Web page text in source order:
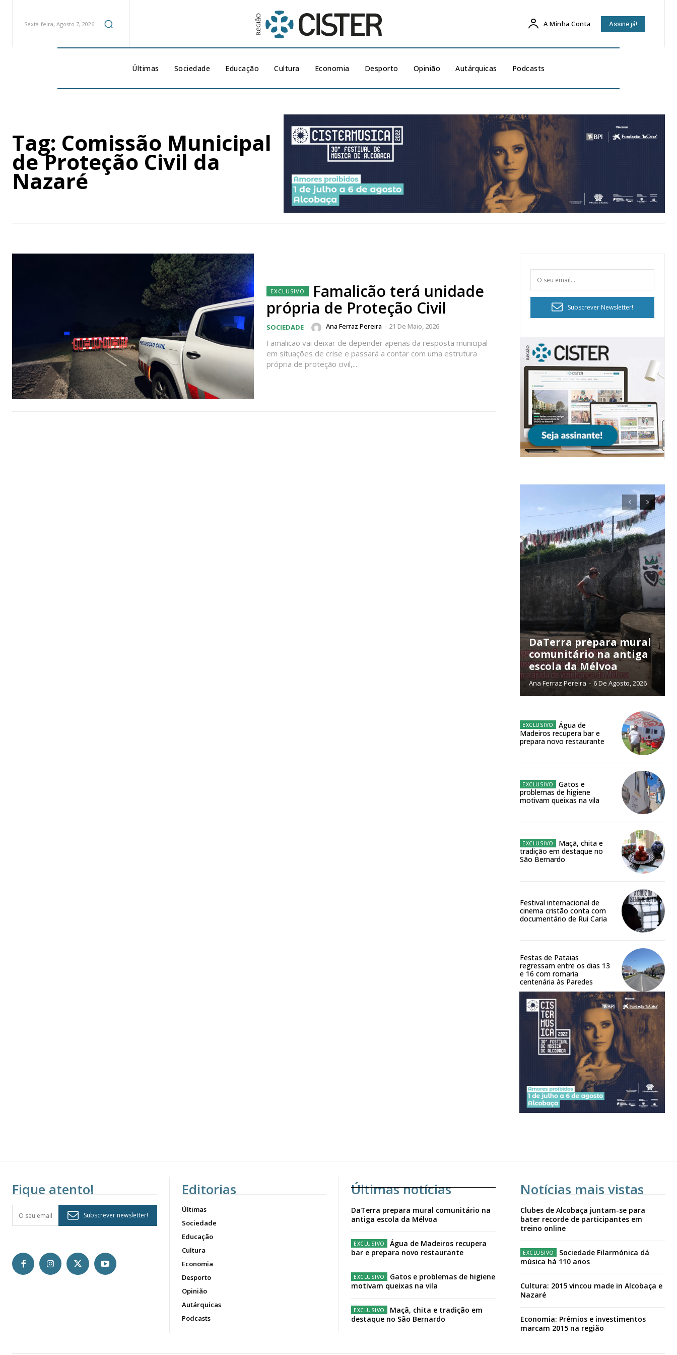
Sexta-feira, Agosto 7, 2026 A Minha Conta Assine já!
Últimas Sociedade Educação Cultura Economia Desporto Opinião Autárquicas Podcasts
Tag: Comissão Municipal
de Proteção Civil da
Nazaré
Famalicão terá unidade
própria de Proteção Civil
SOCIEDADE Ana Ferraz Pereira - 21 De Maio, 2026
Famalicão vai deixar de depender apenas da resposta municipal
em situações de crise e passará a contar com uma estrutura
própria de proteção civil,...
Subscrever Newsletter!
DaTerra prepara mural
comunitário na antiga
escola da Mélvoa
Ana Ferraz Pereira - 6 De Agosto, 2026
Água de
Madeiros recupera bar e
prepara novo restaurante
Gatos e
problemas de higiene
motivam queixas na vila
Maçã, chita e
tradição em destaque no
São Bernardo
Festival internacional de
cinema cristão conta com
documentário de Rui Caria
Festas de Pataias
regressam entre os dias 13
e 16 com romaria
centenária às Paredes
Fique atento!
Subscrever newsletter!
Editorias
Últimas
Sociedade
Educação
Cultura
Economia
Desporto
Opinião
Autárquicas
Podcasts
Últimas notícias
DaTerra prepara mural comunitário na
antiga escola da Mélvoa
Água de Madeiros recupera
bar e prepara novo restaurante
Gatos e problemas de higiene
motivam queixas na vila
Maçã, chita e tradição em
destaque no São Bernardo
Notícias mais vistas
Clubes de Alcobaça juntam-se para
bater recorde de participantes em
treino online
Sociedade Filarmónica dá
música há 110 anos
Cultura: 2015 vincou made in Alcobaça e
Nazaré
Economia: Prémios e investimentos
marcam 2015 na região